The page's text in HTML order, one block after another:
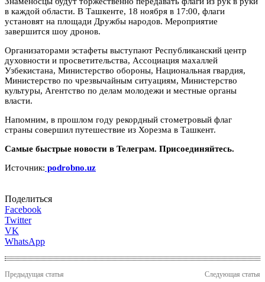
в каждой области. В Ташкенте, 18 ноября в 17:00, флаги
установят на площади Дружбы народов. Мероприятие
завершится шоу дронов.
Организаторами эстафеты выступают Республиканский центр
духовности и просветительства, Ассоциация махаллей
Узбекистана, Министерство обороны, Национальная гвардия,
Министерство по чрезвычайным ситуациям, Министерство
культуры, Агентство по делам молодежи и местные органы
власти.
Напомним, в прошлом году рекордный стометровый флаг
страны совершил путешествие из Хорезма в Ташкент.
Самые быстрые новости в Телеграм. Присоединяйтесь.
Источник: podrobno.uz
Поделиться
Facebook
Twitter
VK
WhatsApp
Предыдущая статья
Следующая статья